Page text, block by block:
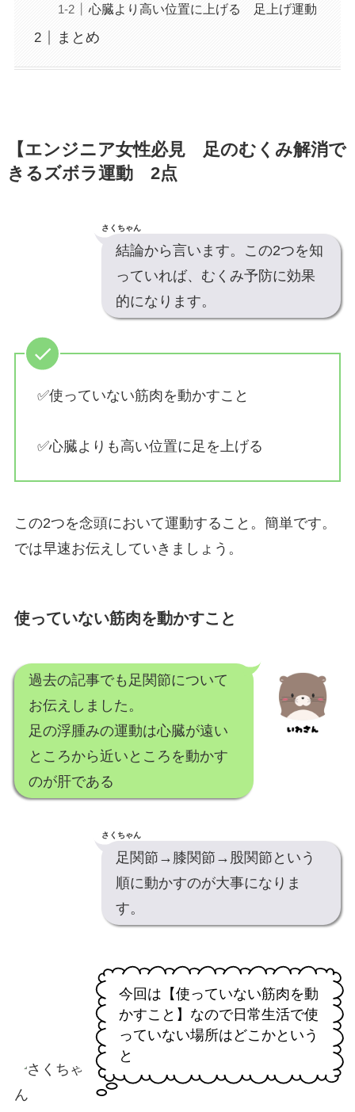
心臓より高い位置に上げる 足上げ運動
まとめ
【エンジニア女性必見 足のむくみ解消で
きるズボラ運動 2点
さくちゃん
結論から言います。この2つを知
っていれば、むくみ予防に効果
的になります。
✅使っていない筋肉を動かすこと
✅心臓よりも高い位置に足を上げる
この2つを念頭において運動すること。簡単です。
では早速お伝えしていきましょう。
使っていない筋肉を動かすこと
過去の記事でも足関節について
お伝えしました。
足の浮腫みの運動は心臓が遠い
ところから近いところを動かす
のが肝である
さくちゃん
足関節→膝関節→股関節という
順に動かすのが大事になりま
す。
今回は【使っていない筋肉を動
かすこと】なので日常生活で使
っていない場所はどこかという
と